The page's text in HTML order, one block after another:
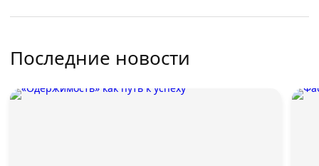
Последние новости